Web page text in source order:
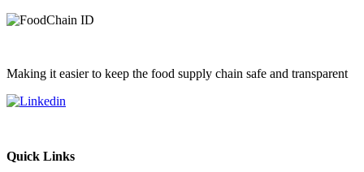
Making it easier to keep the food supply chain safe and transparent
Quick Links